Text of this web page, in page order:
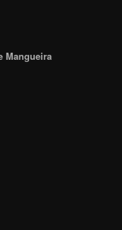
Mangueira